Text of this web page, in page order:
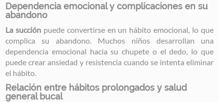
Dependencia emocional y complicaciones en su
abandono
La succión puede convertirse en un hábito emocional, lo que
complica su abandono. Muchos niños desarrollan una
dependencia emocional hacia su chupete o el dedo, lo que
puede crear ansiedad y resistencia cuando se intenta eliminar
el hábito.
Relación entre hábitos prolongados y salud
general bucal